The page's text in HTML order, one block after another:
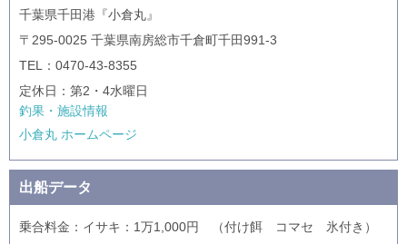
千葉県千田港『小倉丸』
〒295-0025 千葉県南房総市千倉町千田991-3
TEL：0470-43-8355
定休日：第2・4水曜日
釣果・施設情報
小倉丸 ホームページ
出船データ
乗合料金：イサキ：1万1,000円 （付け餌 コマセ 氷付き）